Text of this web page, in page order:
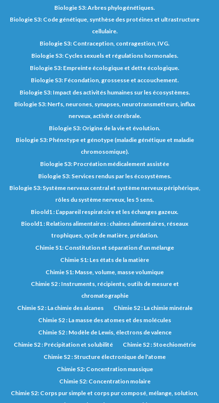
Biologie S3: Arbres phylogénétiques.
Biologie S3: Code génétique, synthèse des protéines et ultrastructure
cellulaire.
Biologie S3: Contraception, contragestion, IVG.
Biologie S3: Cycles sexuels et régulations hormonales.
Biologie S3: Empreinte écologique et dette écologique.
Biologie S3: Fécondation, grossesse et accouchement.
Biologie S3: Impact des activités humaines sur les écosystèmes.
Biologie S3: Nerfs, neurones, synapses, neurotransmetteurs, influx
nerveux, activité cérébrale.
Biologie S3: Origine de la vie et évolution.
Biologie S3: Phénotype et génotype (maladie génétique et maladie
chromosomique).
Biologie S3: Procréation médicalement assistée
Biologie S3: Services rendus par les écosystèmes.
Biologie S3: Système nerveux central et système nerveux périphérique,
rôles du système nerveux, les 5 sens.
Bioold1 : L’appareil respiratoire et les échanges gazeux.
Bioold1 : Relations alimentaires : chaines alimentaires, réseaux
trophiques, cycle de matière, prédation.
Chimie S1: Constitution et séparation d’un mélange
Chimie S1: Les états de la matière
Chimie S1: Masse, volume, masse volumique
Chimie S2 : Instruments, récipients, outils de mesure et
chromatographie
Chimie S2 : La chimie des alcanes
Chimie S2 : La chimie minérale
Chimie S2 : La masse des atomes et des molécules
Chimie S2 : Modèle de Lewis, électrons de valence
Chimie S2 : Précipitation et solubilité
Chimie S2 : Stoechiométrie
Chimie S2 : Structure électronique de l'atome
Chimie S2: Concentration massique
Chimie S2: Concentration molaire
Chimie S2: Corps pur simple et corps pur composé, mélange, solution,